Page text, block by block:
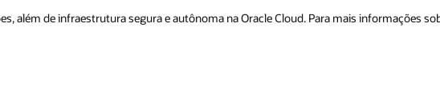
além de infraestrutura segura e autônoma na Oracle Cloud. Para mais informações